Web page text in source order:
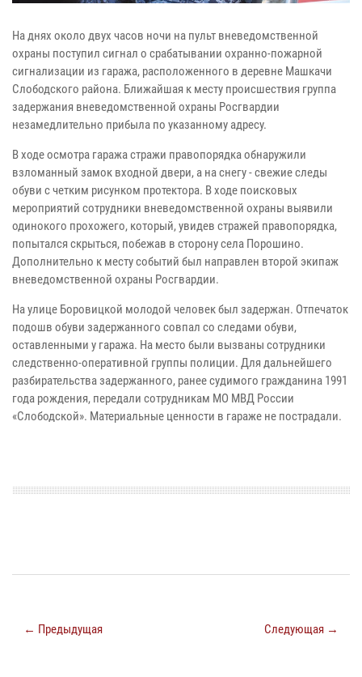
На днях около двух часов ночи на пульт вневедомственной
охраны поступил сигнал о срабатывании охранно-пожарной
сигнализации из гаража, расположенного в деревне Машкачи
Слободского района. Ближайшая к месту происшествия группа
задержания вневедомственной охраны Росгвардии
незамедлительно прибыла по указанному адресу.
В ходе осмотра гаража стражи правопорядка обнаружили
взломанный замок входной двери, а на снегу - свежие следы
обуви с четким рисунком протектора. В ходе поисковых
мероприятий сотрудники вневедомственной охраны выявили
одинокого прохожего, который, увидев стражей правопорядка,
попытался скрыться, побежав в сторону села Порошино.
Дополнительно к месту событий был направлен второй экипаж
вневедомственной охраны Росгвардии.
На улице Боровицкой молодой человек был задержан. Отпечаток
подошв обуви задержанного совпал со следами обуви,
оставленными у гаража. На место были вызваны сотрудники
следственно-оперативной группы полиции. Для дальнейшего
разбирательства задержанного, ранее судимого гражданина 1991
года рождения, передали сотрудникам МО МВД России
«Слободской». Материальные ценности в гараже не пострадали.
← Предыдущая Следующая →